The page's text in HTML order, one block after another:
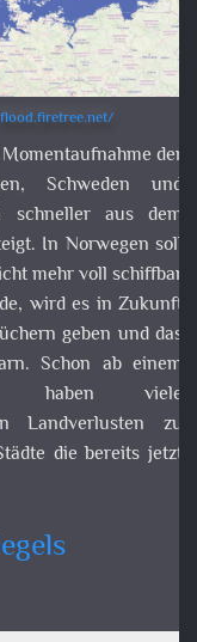
Schweden und
aus dem Wasser als
soll es schon
sind.
wohl nur noch
das sind nur
ab einem
Küstenregionen,
Und es
abzusaufen.
Rate